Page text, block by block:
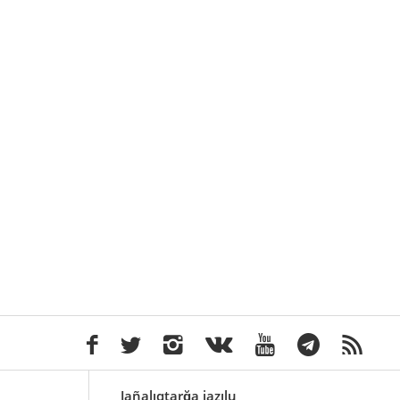
Jañalıqtarğa jazılu